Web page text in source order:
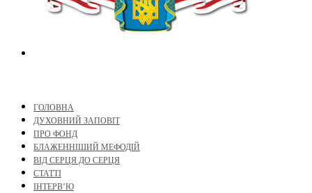
ГОЛОВНА
ДУХОВНИЙ ЗАПОВІТ
ПРО ФОНД
БЛАЖЕННІШИЙ МЕФОДІЙ
ВІД СЕРЦЯ ДО СЕРЦЯ
СТАТТІ
ІНТЕРВ’Ю